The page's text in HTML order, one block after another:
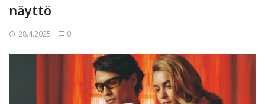
näyttö
28.4.2025 0